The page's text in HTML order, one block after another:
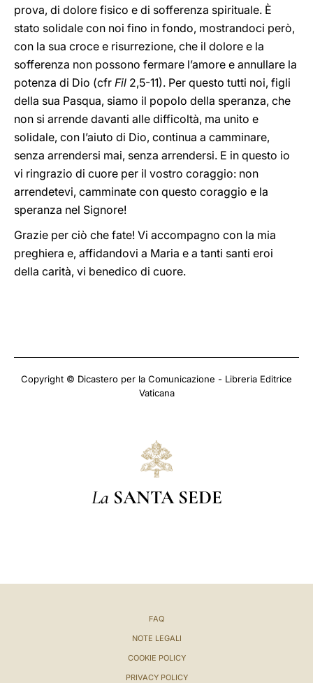
prova, di dolore fisico e di sofferenza spirituale. È
stato solidale con noi fino in fondo, mostrandoci però,
con la sua croce e risurrezione, che il dolore e la
sofferenza non possono fermare l’amore e annullare la
potenza di Dio (cfr Fil 2,5-11). Per questo tutti noi, figli
della sua Pasqua, siamo il popolo della speranza, che
non si arrende davanti alle difficoltà, ma unito e
solidale, con l’aiuto di Dio, continua a camminare,
senza arrendersi mai, senza arrendersi. E in questo io
vi ringrazio di cuore per il vostro coraggio: non
arrendetevi, camminate con questo coraggio e la
speranza nel Signore!
Grazie per ciò che fate! Vi accompagno con la mia
preghiera e, affidandovi a Maria e a tanti santi eroi
della carità, vi benedico di cuore.
Copyright © Dicastero per la Comunicazione - Libreria Editrice
Vaticana
La SANTA SEDE
FAQ
NOTE LEGALI
COOKIE POLICY
PRIVACY POLICY